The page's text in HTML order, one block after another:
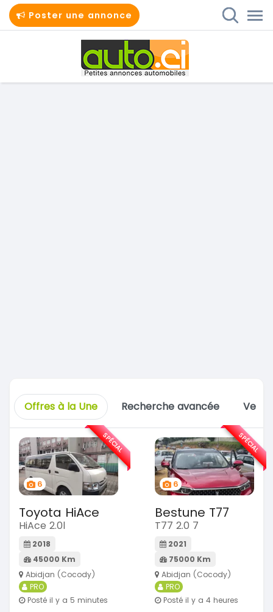
Poster une annonce
Offres à la Une Recherche avancée Vente
6
Toyota HiAce
HiAce 2.0l
2018
45000 Km
Abidjan (Cocody)
PRO
Posté il y a 5 minutes
SPÉCIAL
6
Bestune T77
T77 2.0 7
2021
75000 Km
Abidjan (Cocody)
PRO
Posté il y a 4 heures
SPÉCIAL